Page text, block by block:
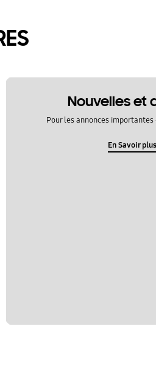
Nouvelles et
Pour les annonces
En Savoir plus